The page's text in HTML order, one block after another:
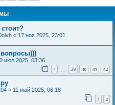
« 17 ноя 2025, 23:01
июл 2025, 03:36
1 39 40 41 42
« 11 май 2025, 06:18
1 2